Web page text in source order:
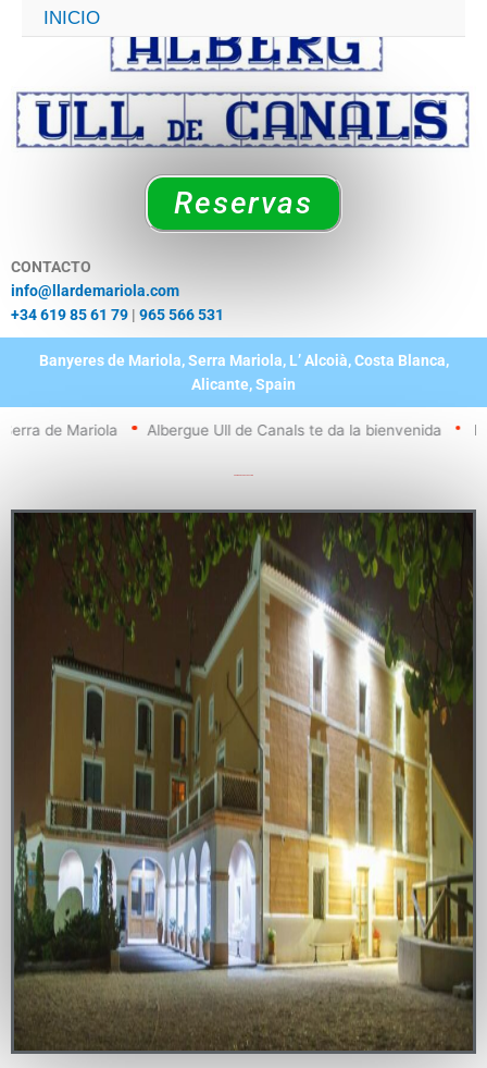
INICIO
Reservas
CONTACTO
info@llardemariola.com
+34 619 85 61 79 | 965 566 531
Banyeres de Mariola, Serra Mariola, L’ Alcoià, Costa Blanca,
Alicante, Spain
de Mariola Albergue Ull de Canals te da la bienvenida